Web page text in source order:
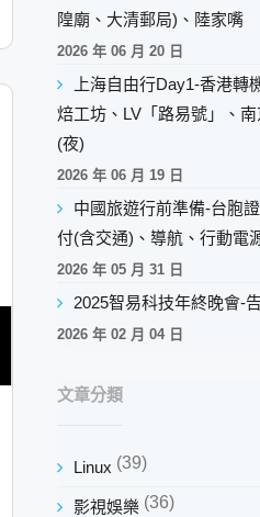
隍廟、大清郵局)、陸家嘴
2026 年 06 月 20 日
上海自由行Day1-香港轉
焙工坊、LV「路易號」、
(夜)
2026 年 06 月 19 日
中國旅遊行前準備-台胞
付(含交通)、導航、行動電
2026 年 05 月 31 日
2025智易科技年終晚會-
2026 年 02 月 04 日
文章分類
Linux (39)
影視娛樂 (36)